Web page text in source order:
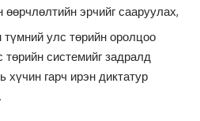
эрчийг сааруулах,
улс төрийн оролцоо
төрийн системийг задралд
хүчин гарч ирэн диктатур